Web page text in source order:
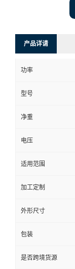
产品详请
功率
型号
净重
电压
适用范围
加工定制
外形尺寸
包装
是否跨境货源